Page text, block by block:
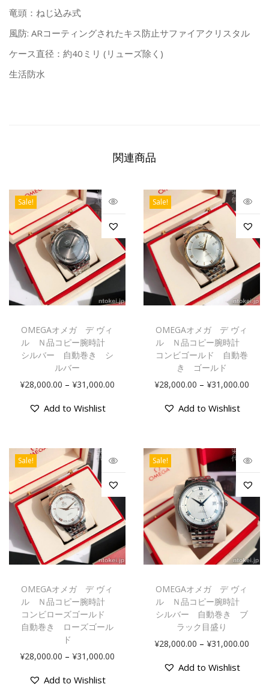
竜頭：ねじ込み式
風防: ARコーティングされたキス防止サファイアクリスタル
ケース直径：約40ミリ (リューズ除く)
生活防水
関連商品
Sale!
OMEGAオメガ デ ヴィ
ル Ｎ品コピー腕時計
シルバー 自動巻き シ
ルバー
¥28,000.00 – ¥31,000.00
Add to Wishlist
Sale!
OMEGAオメガ デ ヴィ
ル Ｎ品コピー腕時計
コンビゴールド 自動巻
き ゴールド
¥28,000.00 – ¥31,000.00
Add to Wishlist
Sale!
OMEGAオメガ デ ヴィ
ル Ｎ品コピー腕時計
コンビローズゴールド
自動巻き ローズゴール
ド
¥28,000.00 – ¥31,000.00
Add to Wishlist
Sale!
OMEGAオメガ デ ヴィ
ル Ｎ品コピー腕時計
シルバー 自動巻き ブ
ラック目盛り
¥28,000.00 – ¥31,000.00
Add to Wishlist